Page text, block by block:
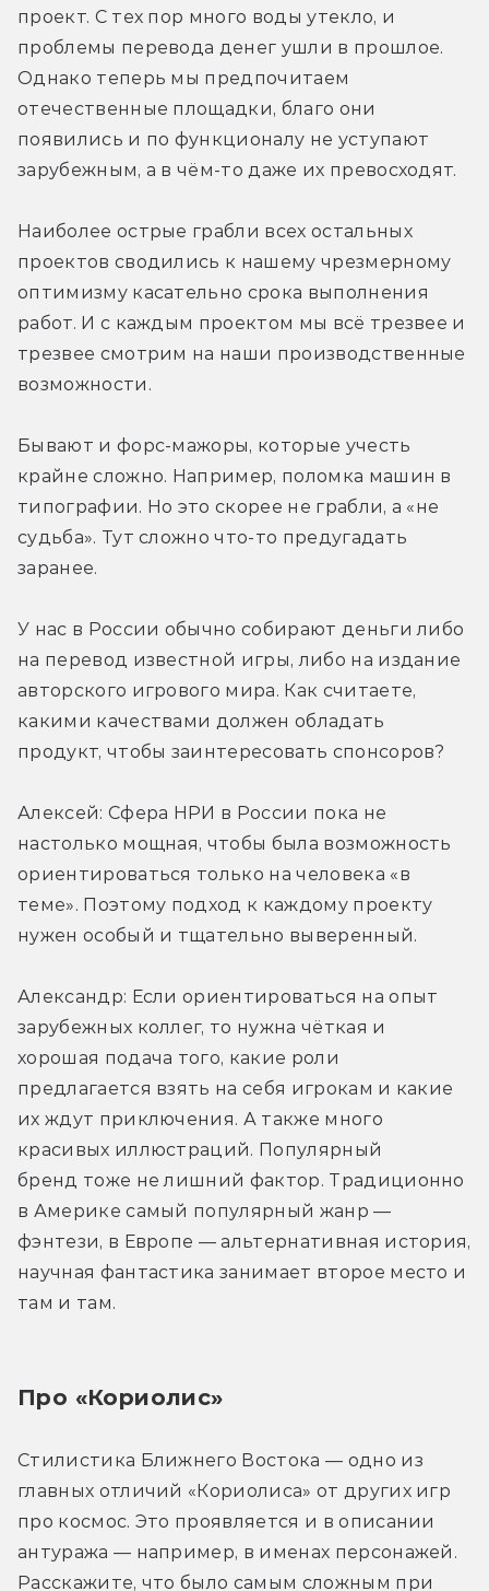
проект. С тех пор много воды утекло, и
проблемы перевода денег ушли в прошлое.
Однако теперь мы предпочитаем
отечественные площадки, благо они
появились и по функционалу не уступают
зарубежным, а в чём-то даже их превосходят.
Наиболее острые грабли всех остальных
проектов сводились к нашему чрезмерному
оптимизму касательно срока выполнения
работ. И с каждым проектом мы всё трезвее и
трезвее смотрим на наши производственные
возможности.
Бывают и форс-мажоры, которые учесть
крайне сложно. Например, поломка машин в
типографии. Но это скорее не грабли, а «не
судьба». Тут сложно что-то предугадать
заранее.
У нас в России обычно собирают деньги либо
на перевод известной игры, либо на издание
авторского игрового мира. Как считаете,
какими качествами должен обладать
продукт, чтобы заинтересовать спонсоров?
Алексей: Сфера НРИ в России пока не
настолько мощная, чтобы была возможность
ориентироваться только на человека «в
теме». Поэтому подход к каждому проекту
нужен особый и тщательно выверенный.
Александр: Если ориентироваться на опыт
зарубежных коллег, то нужна чёткая и
хорошая подача того, какие роли
предлагается взять на себя игрокам и какие
их ждут приключения. А также много
красивых иллюстраций. Популярный
бренд тоже не лишний фактор. Традиционно
в Америке самый популярный жанр —
фэнтези, в Европе — альтернативная история,
научная фантастика занимает второе место и
там и там.
Про «Кориолис»
Стилистика Ближнего Востока — одно из
главных отличий «Кориолиса» от других игр
про космос. Это проявляется и в описании
антуража — например, в именах персонажей.
Расскажите, что было самым сложным при